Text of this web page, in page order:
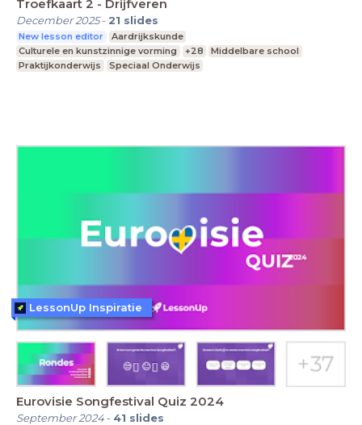
Troefkaart 2 - Drijfveren
December 2025- 21 slides
New lesson editor
Aardrijkskunde
Culturele en kunstzinnige vorming
+28
Middelbare school
Praktijkonderwijs
Speciaal Onderwijs
Eurovisie Songfestival Quiz 2024
September 2024- 41 slides
LessonUp Inspiratie